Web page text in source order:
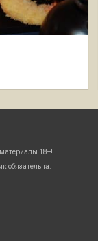
18+!
обязательна.